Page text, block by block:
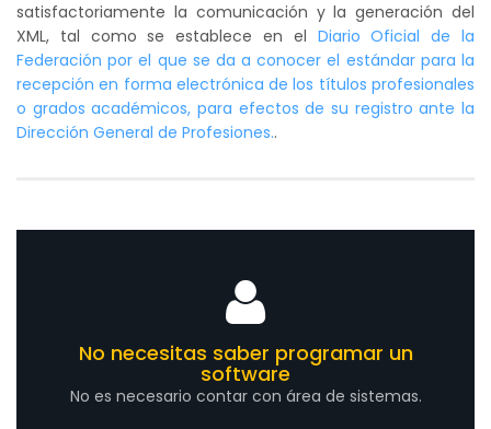
satisfactoriamente la comunicación y la generación del
XML, tal como se establece en el Diario Oficial de la
Federación por el que se da a conocer el estándar para la
recepción en forma electrónica de los títulos profesionales
o grados académicos, para efectos de su registro ante la
Dirección General de Profesiones..
No necesitas saber programar un
software
No es necesario contar con área de sistemas.